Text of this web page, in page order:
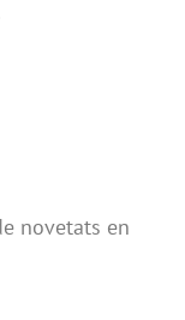
novetats en